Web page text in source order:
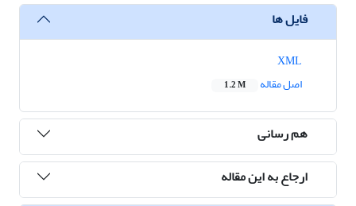
فایل ها
اصل مقاله
1.2 M
هم رسانی
ارجاع به این مقاله